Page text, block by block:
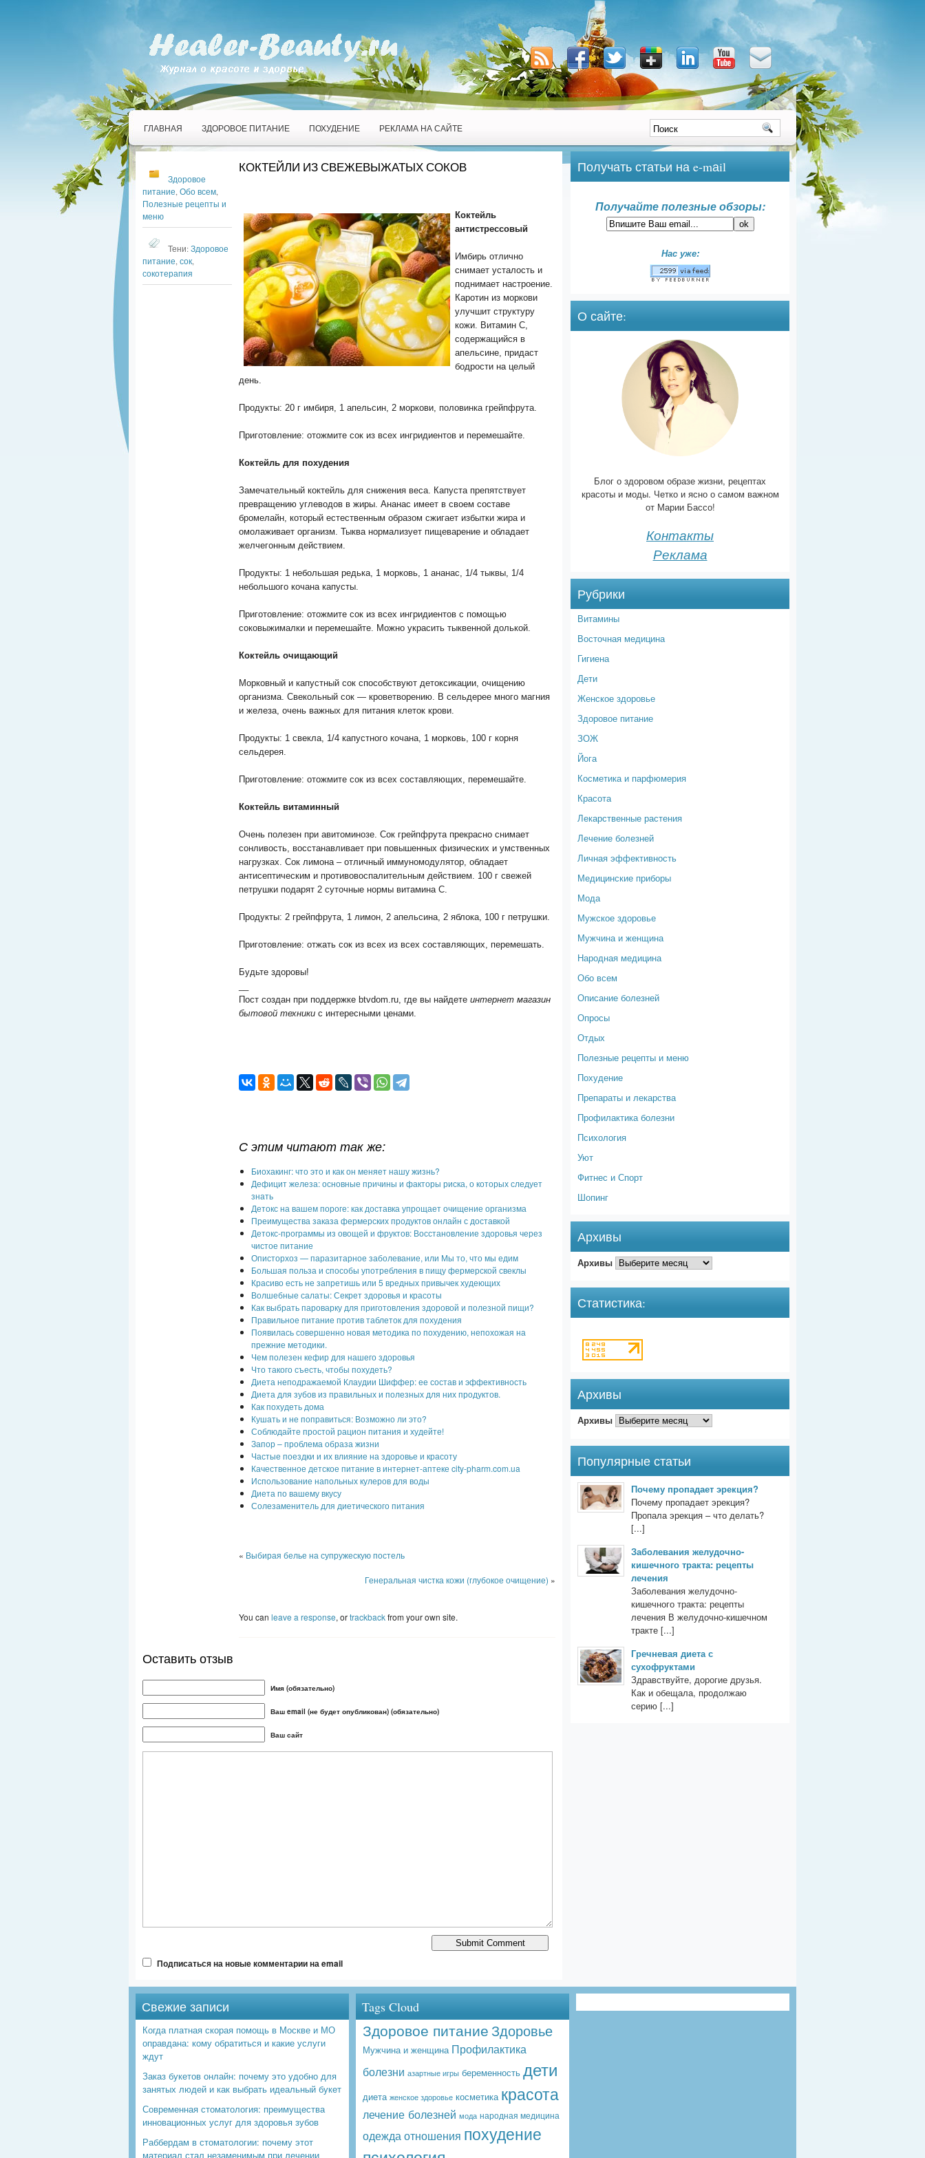
ГЛАВНАЯ ЗДОРОВОЕ ПИТАНИЕ ПОХУДЕНИЕ РЕКЛАМА НА САЙТЕ
Здоровое
питание Обо всем
Полезные рецепты и
меню
Тени:Здоровое
питание сок
сокотерапия
КОКТЕЙЛИ ИЗ СВЕЖЕВЫЖАТЫХ СОКОВ
Коктейль
антистрессовый
Имбирь отлично
снимает усталость и
поднимает настроение.
Каротин из моркови
улучшит структуру
кожи. Витамин С,
содержащийся в
апельсине, придаст
бодрости на целый
день.
Продукты: 20 г имбиря, 1 апельсин, 2 моркови, половинка грейпфрута.
Приготовление: отожмите сок из всех ингридиентов и перемешайте.
Коктейль для похудения
Замечательный коктейль для снижения веса. Капуста препятствует
превращению углеводов в жиры. Ананас имеет в своем составе
бромелайн, который естественным образом сжигает избытки жира и
омолаживает организм. Тыква нормализует пищеварение и обладает
желчегонным действием.
Продукты: 1 небольшая редька, 1 морковь, 1 ананас, 1/4 тыквы, 1/4
небольшого кочана капусты.
Приготовление: отожмите сок из всех ингридиентов с помощью
соковыжималки и перемешайте. Можно украсить тыквенной долькой.
Коктейль очищающий
Морковный и капустный сок способствуют детоксикации, очищению
организма. Свекольный сок — кроветворению. В сельдерее много магния
и железа, очень важных для питания клеток крови.
Продукты: 1 свекла, 1/4 капустного кочана, 1 морковь, 100 г корня
сельдерея.
Приготовление: отожмите сок из всех составляющих, перемешайте.
Коктейль витаминный
Очень полезен при авитоминозе. Сок грейпфрута прекрасно снимает
сонливость, восстанавливает при повышенных физических и умственных
нагрузках. Сок лимона – отличный иммуномодулятор, обладает
антисептическим и противовоспалительным действием. 100 г свежей
петрушки подарят 2 суточные нормы витамина С.
Продукты: 2 грейпфрута, 1 лимон, 2 апельсина, 2 яблока, 100 г петрушки.
Приготовление: отжать сок из всех из всех составляющих, перемешать.
Будьте здоровы!
Пост создан при поддержке btvdom.ru, где вы найдете интернет магазин
бытовой техники с интересными ценами.
С этим читают так же:
Биохакинг: что это и как он меняет нашу жизнь?
Дефицит железа: основные причины и факторы риска, о которых следует
знать
Детокс на вашем пороге: как доставка упрощает очищение организма
Преимущества заказа фермерских продуктов онлайн с доставкой
Детокс-программы из овощей и фруктов: Восстановление здоровья через
чистое питание
Описторхоз — паразитарное заболевание, или Мы то, что мы едим
Большая польза и способы употребления в пищу фермерской свеклы
Красиво есть не запретишь или 5 вредных привычек худеющих
Волшебные салаты: Секрет здоровья и красоты
Как выбрать пароварку для приготовления здоровой и полезной пищи?
Правильное питание против таблеток для похудения
Появилась совершенно новая методика по похудению, непохожая на
прежние методики.
Чем полезен кефир для нашего здоровья
Что такого съесть, чтобы похудеть?
Диета неподражаемой Клаудии Шиффер: ее состав и эффективность
Диета для зубов из правильных и полезных для них продуктов.
Как похудеть дома
Кушать и не поправиться: Возможно ли это?
Соблюдайте простой рацион питания и худейте!
Запор – проблема образа жизни
Частые поездки и их влияние на здоровье и красоту
Качественное детское питание в интернет-аптеке city-pharm.com.ua
Использование напольных кулеров для воды
Диета по вашему вкусу
Солезаменитель для диетического питания
« Выбирая белье на супружескую постель
Генеральная чистка кожи (глубокое очищение) »
You can leave a response, ortrackbackfrom your own site.
Оставить отзыв
Имя (обязательно)
Ваш email (не будет опубликован) (обязательно)
Ваш сайт
Подписаться на новые комментарии на email
Получать статьи на e-mаil
Получайте полезные обзоры:
Нас уже:
О сайте:
Блог о здоровом образе жизни, рецептах
красоты и моды. Четко и ясно о самом важном
от Марии Бассо!
Контакты
Реклама
Рубрики
Витамины
Восточная медицина
Гигиена
Дети
Женское здоровье
Здоровое питание
ЗОЖ
Йога
Косметика и парфюмерия
Красота
Лекарственные растения
Лечение болезней
Личная эффективность
Медицинские приборы
Мода
Мужское здоровье
Мужчина и женщина
Народная медицина
Обо всем
Описание болезней
Опросы
Отдых
Полезные рецепты и меню
Похудение
Препараты и лекарства
Профилактика болезни
Психология
Уют
Фитнес и Спорт
Шопинг
Архивы
Архивы
Статистика:
Архивы
Архивы
Популярные статьи
Почему пропадает эрекция?
Почему пропадает эрекция?
Пропала эрекция – что делать?
[...]
Заболевания желудочно-
кишечного тракта: рецепты
лечения
Заболевания желудочно-
кишечного тракта: рецепты
лечения В желудочно-кишечном
тракте [...]
Гречневая диета с
сухофруктами
Здравствуйте, дорогие друзья.
Как и обещала, продолжаю
серию [...]
Свежие записи
Когда платная скорая помощь в Москве и МО
оправдана: кому обратиться и какие услуги
ждут
Заказ букетов онлайн: почему это удобно для
занятых людей и как выбрать идеальный букет
Современная стоматология: преимущества
инновационных услуг для здоровья зубов
Раббердам в стоматологии: почему этот
материал стал незаменимым при лечении
Tags Cloud
Здоровое питание Здоровье
Мужчина и женщина Профилактика
болезни азартные игры беременность дети
диета женское здоровье косметика красота
лечение болезней мода народная медицина
одежда отношения похудение